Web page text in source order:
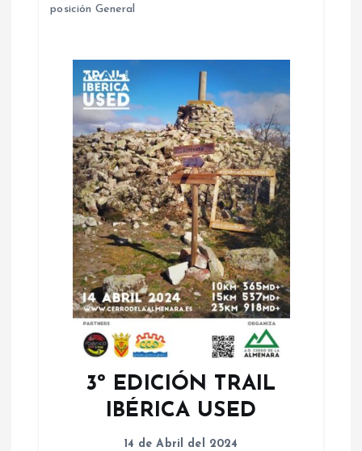
posición General
3º EDICIÓN TRAIL
IBÉRICA USED
14 de Abril del 2024